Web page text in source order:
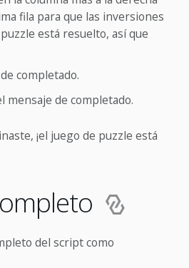
fila para que las inversiones
está resuelto, así que
completado.
mensaje de completado.
¡el juego de puzzle está
del script como